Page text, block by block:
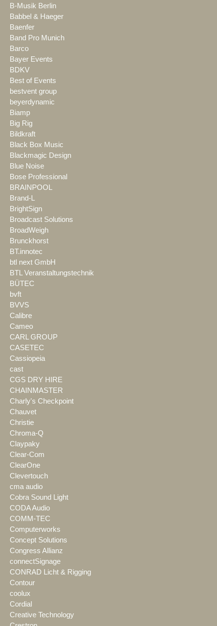
B-Musik Berlin
Babbel & Haeger
Baenfer
Band Pro Munich
Barco
Bayer Events
BDKV
Best of Events
bestvent group
beyerdynamic
Biamp
Big Rig
Bildkraft
Black Box Music
Blackmagic Design
Blue Noise
Bose Professional
BRAINPOOL
Brand-L
BrightSign
Broadcast Solutions
BroadWeigh
Brunckhorst
BT.innotec
btl next GmbH
BTL Veranstaltungstechnik
BÜTEC
bvft
BVVS
Calibre
Cameo
CARL GROUP
CASETEC
Cassiopeia
cast
CGS DRY HIRE
CHAINMASTER
Charly's Checkpoint
Chauvet
Christie
Chroma-Q
Claypaky
Clear-Com
ClearOne
Clevertouch
cma audio
Cobra Sound Light
CODA Audio
COMM-TEC
Computerworks
Concept Solutions
Congress Allianz
connectSignage
CONRAD Licht & Rigging
Contour
coolux
Cordial
Creative Technology